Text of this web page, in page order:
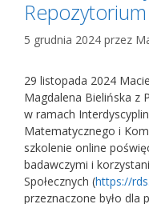
5 grudnia 2024 przez
29 listopada 2024
Magdalena Bielińska z
w ramach
Matematycznego i
szkolenie online
badawczymi i
Społecznych (https://
przeznaczone było dla